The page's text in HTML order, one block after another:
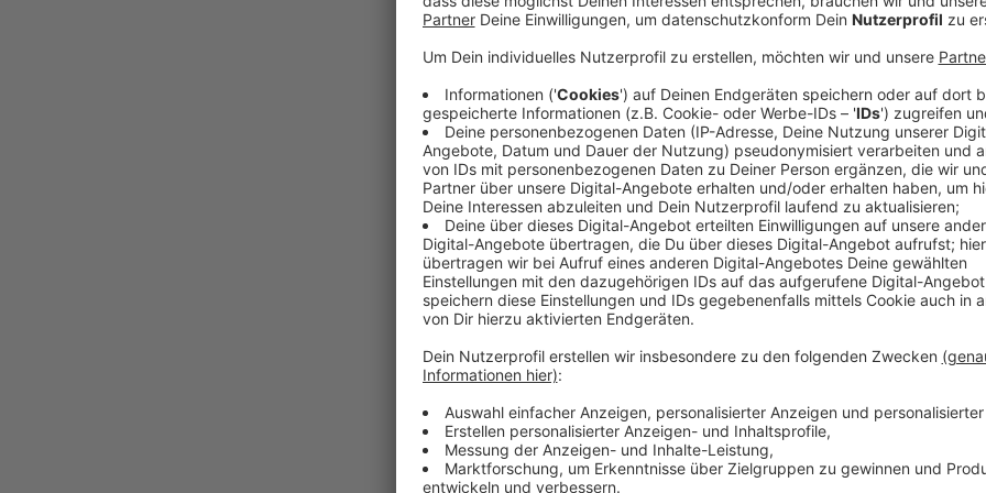
Comedy
Der Kitchen Club by Nelson
Anzeige
Das Rezept: "Blutwurst-Muffin"
Anzeige
50g Butter
1 Ei
20g Mehl